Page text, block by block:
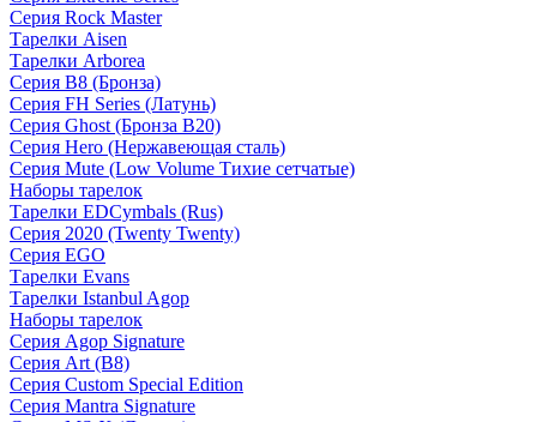
Серия Rock Master
Тарелки Aisen
Тарелки Arborea
Серия B8 (Бронза)
Серия FH Series (Латунь)
Серия Ghost (Бронза B20)
Серия Hero (Нержавеющая сталь)
Серия Mute (Low Volume Тихие сетчатые)
Наборы тарелок
Тарелки EDCymbals (Rus)
Серия 2020 (Twenty Twenty)
Серия EGO
Тарелки Evans
Тарелки Istanbul Agop
Наборы тарелок
Серия Agop Signature
Серия Art (B8)
Серия Custom Special Edition
Серия Mantra Signature